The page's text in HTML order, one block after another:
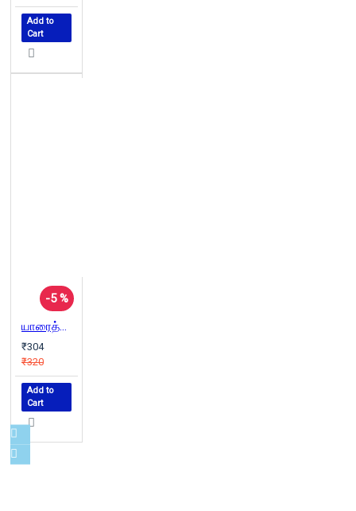
Add to
Cart
-5 %
யாரைத்தான் எதிர்க்கவில்லை?
₹304
₹320
Add to
Cart